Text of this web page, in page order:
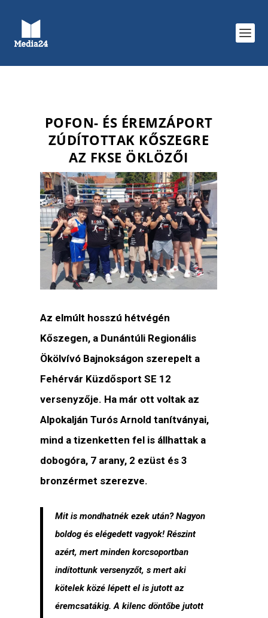
POFON- ÉS ÉREMZÁPORT
ZÚDÍTOTTAK KŐSZEGRE
AZ FKSE ÖKLÖZŐI
Az elmúlt hosszú hétvégén
Kőszegen, a Dunántúli Regionális
Ökölvívó Bajnokságon szerepelt a
Fehérvár Küzdősport SE 12
versenyzője. Ha már ott voltak az
Alpokalján Turós Arnold tanítványai,
mind a tizenketten fel is állhattak a
dobogóra, 7 arany, 2 ezüst és 3
bronzérmet szerezve.
Mit is mondhatnék ezek után? Nagyon
boldog és elégedett vagyok! Részint
azért, mert minden korcsoportban
indítottunk versenyzőt, s mert aki
kötelek közé lépett el is jutott az
éremcsatákig. A kilenc döntőbe jutott